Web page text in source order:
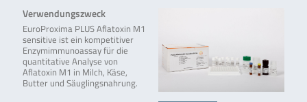
Verwendungszweck
EuroProxima PLUS Aflatoxin M1
sensitive ist ein kompetitiver
Enzymimmunoassay für die
quantitative Analyse von
Aflatoxin M1 in Milch, Käse,
Butter und Säuglingsnahrung.